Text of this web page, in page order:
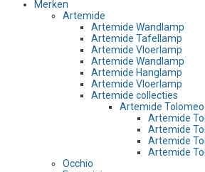
Merken
Artemide
Artemide Wandlamp
Artemide Tafellamp
Artemide Vloerlamp
Artemide Wandlamp
Artemide Hanglamp
Artemide Vloerlamp
Artemide collecties
Artemide Tolomeo
Artemide
Artemide
Artemide
Artemide
Occhio